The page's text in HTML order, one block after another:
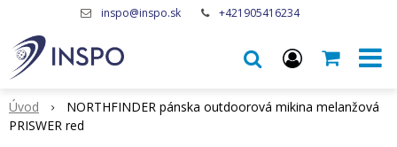
inspo@inspo.sk +421905416234
Úvod
NORTHFINDER pánska outdoorová mikina melanžová
PRISWER red